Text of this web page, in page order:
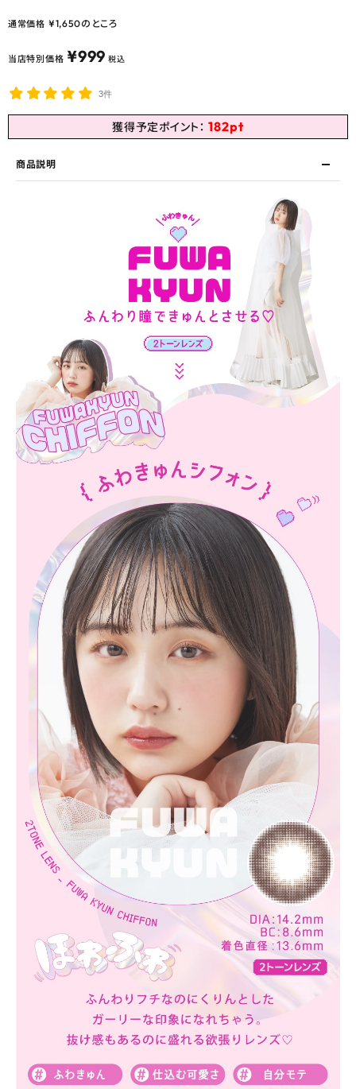
通常価格 ¥1,650のところ
当店特別価格 ¥999 税込
3件
獲得予定ポイント： 182pt
商品説明